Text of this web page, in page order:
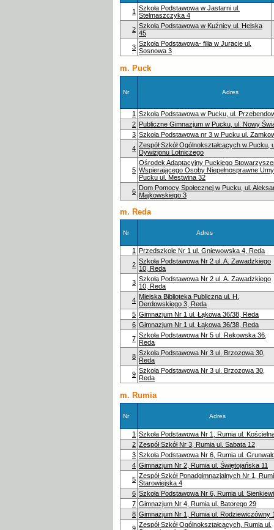
1 Szkoła Podstawowa w Jastarni ul.
Stelmaszczyka 4
2 Szkoła Podstawowa w Kuźnicy ul. Helska
45
3 Szkoła Podstawowa- filia w Juracie ul.
Sosnowa 3
m. Puck
Nr Adres
1 Szkoła Podstawowa w Pucku, ul.
2 Publiczne Gimnazjum w Pucku, ul. Nowy
3 Szkoła Podstawowa nr 3 w Pucku ul.
4 Zespół Szkół Ogólnokształcących w Pucku,
Dywizjonu Lotniczego
5
Ośrodek Adaptacyjny Puckiego
Wspierającego Osoby Niepełnosprawne
Pucku ul. Mestwina 32
6 Dom Pomocy Społecznej w Pucku, ul.
Majkowskiego 3
m. Reda
Nr Adres
1
Przedszkole Nr 1 ul. Gniewowska 4, Reda
2 Szkoła Podstawowa Nr 2 ul. A. Zawadzkiego
10, Reda
3 Szkoła Podstawowa Nr 2 ul. A. Zawadzkiego
10, Reda
4 Miejska Biblioteka Publiczna ul. H.
Derdowskiego 3, Reda
5 Gimnazjum Nr 1 ul. Łąkowa 36/38, Reda
6 Gimnazjum Nr 1 ul. Łąkowa 36/38, Reda
7 Szkoła Podstawowa Nr 5 ul. Rekowska 36,
Reda
8 Szkoła Podstawowa Nr 3 ul. Brzozowa 30,
Reda
9 Szkoła Podstawowa Nr 3 ul. Brzozowa 30,
Reda
m. Rumia
Nr Adres
1 Szkoła Podstawowa Nr 1, Rumia ul.
2 Zespół Szkół Nr 3, Rumia ul. Sabata 12
3 Szkoła Podstawowa Nr 6, Rumia ul.
4 Gimnazjum Nr 2, Rumia ul. Świętojańska 11
5 Zespół Szkół Ponadgimnazjalnych Nr 1,
Starowiejska 4
6 Szkoła Podstawowa Nr 6, Rumia ul.
7 Gimnazjum Nr 4, Rumia ul. Batorego 29
8 Gimnazjum Nr 1, Rumia ul. Rodziewiczówny
9 Zespół Szkół Ogólnokształcących, Rumia ul.